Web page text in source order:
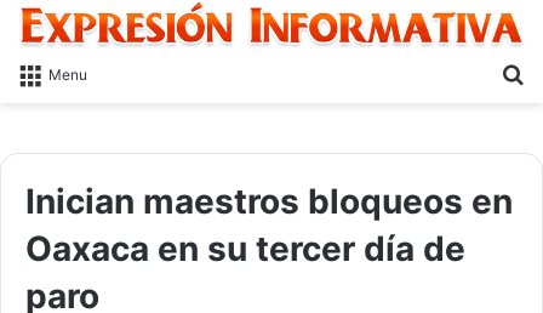
Menu
Inician maestros bloqueos en
Oaxaca en su tercer día de
paro